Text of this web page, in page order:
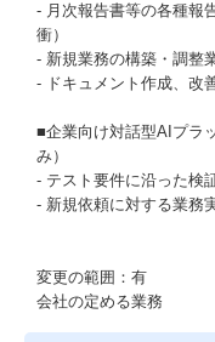
- 月次報告書等の各種報
衝）
- 新規業務の構築・調整
- ドキュメント作成、改
■企業向け対話型AIプラ
み）
- テスト要件に沿った検
- 新規依頼に対する業務
変更の範囲：有
会社の定める業務